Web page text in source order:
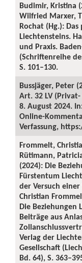
Budimir, Kristina
Wilfried Marxer,
Rochat (Hg.):
Liechtensteins.
und Praxis.
(Schriftenreihe
S. 101–130.
Bussjäger, Peter
Art. 32 LV
8. August 2024.
Online-
Verfassung,
Frommelt,
Rütimann,
(2024): Die
Fürstentum
der Versuch
Christian
Die Beziehungen
Beiträge aus
Verlag der
Gesellschaft
Bd. 64), S.